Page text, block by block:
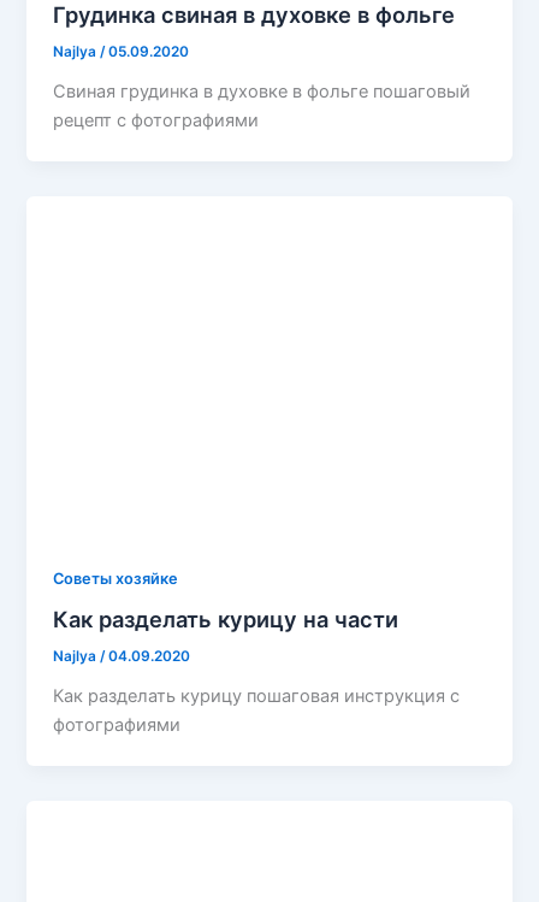
Грудинка свиная в духовке в фольге
Najlya/05.09.2020
Свиная грудинка в духовке в фольге пошаговый
рецепт с фотографиями
Советы хозяйке
Как разделать курицу на части
Najlya/04.09.2020
Как разделать курицу пошаговая инструкция с
фотографиями